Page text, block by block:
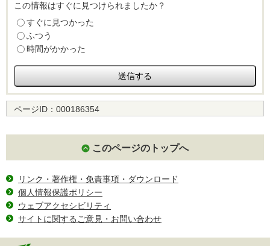
この情報はすぐに見つけられましたか？
すぐに見つかった
ふつう
時間がかかった
ページID： 000186354
このページのトップへ
リンク・著作権・免責事項・ダウンロード
個人情報保護ポリシー
ウェブアクセシビリティ
サイトに関するご意見・お問い合わせ